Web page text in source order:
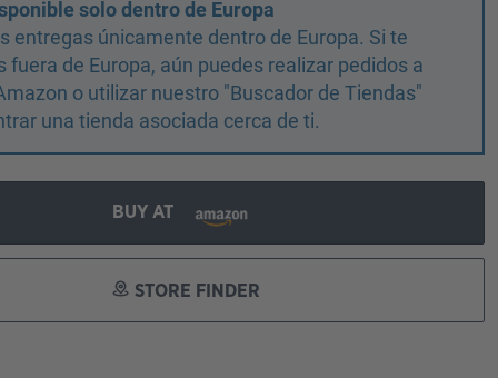
solo dentro de Europa
entregas únicamente dentro de Europa. Si te
fuera de Europa, aún puedes realizar pedidos a
o utilizar nuestro "Buscador de Tiendas"
una tienda asociada cerca de ti.
BUY AT
STORE FINDER